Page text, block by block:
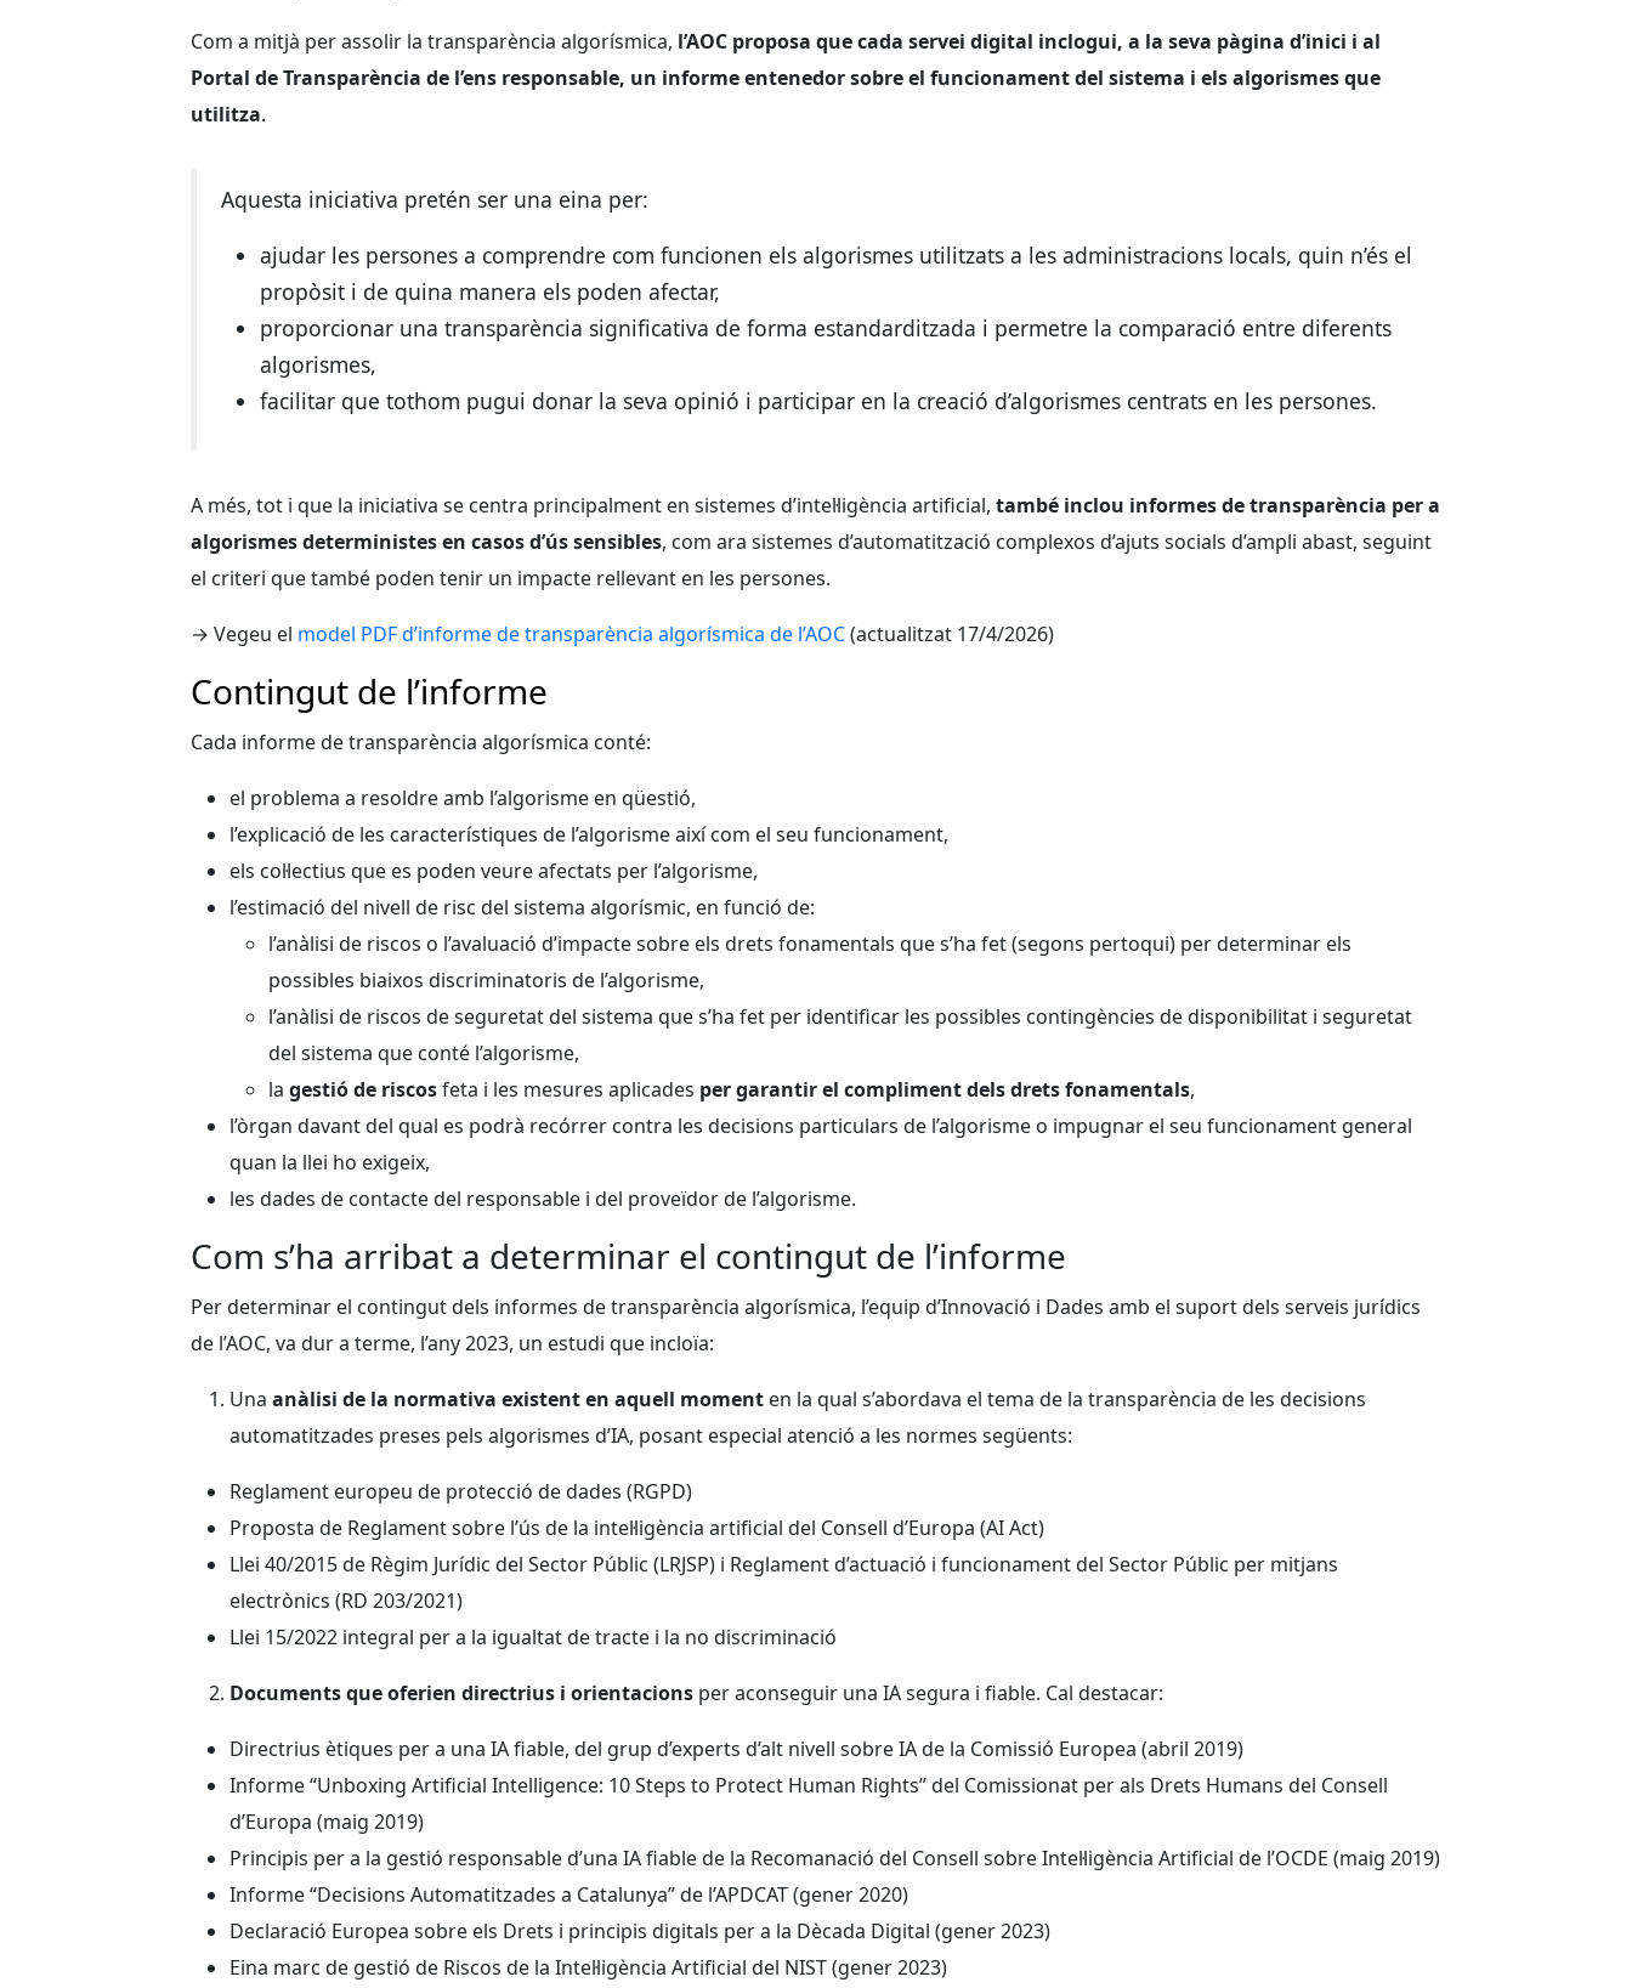
Com a mitjà per assolir la transparència algorísmica, l’AOC proposa que cada servei digital inclogui, a la seva pàgina d’inici i al
Portal de Transparència de l’ens responsable, un informe entenedor sobre el funcionament del sistema i els algorismes que
utilitza.
Aquesta iniciativa pretén ser una eina per:
ajudar les persones a comprendre com funcionen els algorismes utilitzats a les administracions locals, quin n’és el
propòsit i de quina manera els poden afectar,
proporcionar una transparència significativa de forma estandarditzada i permetre la comparació entre diferents
algorismes,
facilitar que tothom pugui donar la seva opinió i participar en la creació d’algorismes centrats en les persones.
A més, tot i que la iniciativa se centra principalment en sistemes d’intel·ligència artificial, també inclou informes de transparència per a
algorismes deterministes en casos d’ús sensibles, com ara sistemes d’automatització complexos d’ajuts socials d’ampli abast, seguint
el criteri que també poden tenir un impacte rellevant en les persones.
→ Vegeu el model PDF d’informe de transparència algorísmica de l’AOC(actualitzat 17/4/2026)
Contingut de l’informe
Cada informe de transparència algorísmica conté:
el problema a resoldre amb l’algorisme en qüestió,
l’explicació de les característiques de l’algorisme així com el seu funcionament,
els col·lectius que es poden veure afectats per l’algorisme,
l’estimació del nivell de risc del sistema algorísmic, en funció de:
l’anàlisi de riscos o l’avaluació d’impacte sobre els drets fonamentals que s’ha fet (segons pertoqui) per determinar els
possibles biaixos discriminatoris de l’algorisme,
l’anàlisi de riscos de seguretat del sistema que s’ha fet per identificar les possibles contingències de disponibilitat i seguretat
del sistema que conté l’algorisme,
la gestió de riscosfeta i les mesures aplicades per garantir el compliment dels drets fonamentals,
l’òrgan davant del qual es podrà recórrer contra les decisions particulars de l’algorisme o impugnar el seu funcionament general
quan la llei ho exigeix,
les dades de contacte del responsable i del proveïdor de l’algorisme.
Com s’ha arribat a determinar el contingut de l’informe
Per determinar el contingut dels informes de transparència algorísmica, l’equip d’Innovació i Dades amb el suport dels serveis jurídics
de l’AOC, va dur a terme, l’any 2023, un estudi que incloïa:
Una anàlisi de la normativa existent en aquell momenten la qual s’abordava el tema de la transparència de les decisions
automatitzades preses pels algorismes d’IA, posant especial atenció a les normes següents:
Reglament europeu de protecció de dades (RGPD)
Proposta de Reglament sobre l’ús de la intel·ligència artificial del Consell d’Europa (AI Act)
Llei 40/2015 de Règim Jurídic del Sector Públic (LRJSP) i Reglament d’actuació i funcionament del Sector Públic per mitjans
electrònics (RD 203/2021)
Llei 15/2022 integral per a la igualtat de tracte i la no discriminació
Documents que oferien directrius i orientacionsper aconseguir una IA segura i fiable. Cal destacar:
Directrius ètiques per a una IA fiable, del grup d’experts d’alt nivell sobre IA de la Comissió Europea (abril 2019)
Informe “Unboxing Artificial Intelligence: 10 Steps to Protect Human Rights” del Comissionat per als Drets Humans del Consell
d’Europa (maig 2019)
Principis per a la gestió responsable d’una IA fiable de la Recomanació del Consell sobre Intel·ligència Artificial de l’OCDE (maig 2019)
Informe “Decisions Automatitzades a Catalunya” de l’APDCAT (gener 2020)
Declaració Europea sobre els Drets i principis digitals per a la Dècada Digital (gener 2023)
Eina marc de gestió de Riscos de la Intel·ligència Artificial del NIST (gener 2023)